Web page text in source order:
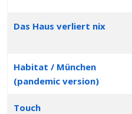
Das Haus verliert nix
Habitat / München
(pandemic version)
Touch